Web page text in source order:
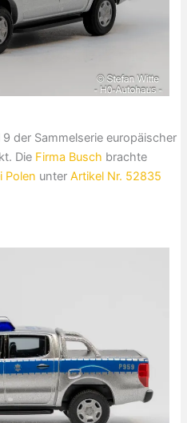
der Sammelserie europäischer
Die Firma Busch brachte
Polen unterArtikel Nr. 52835